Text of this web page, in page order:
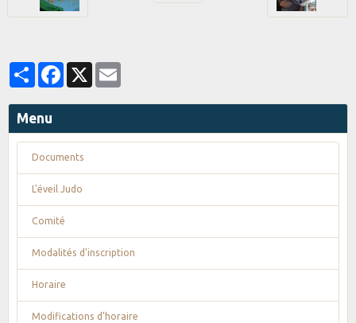
PartagerFacebook
X
Menu
Documents
L'éveil Judo
Comité
Modalités d'inscription
Horaire
Modifications d'horaire